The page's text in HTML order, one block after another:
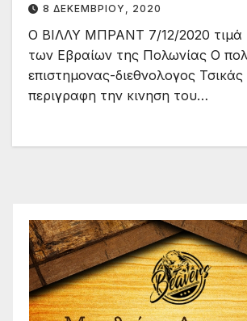
Εβραίων της Πολωνίας
8 ΔΕΚΕΜΒΡΊΟΥ, 2020
Ο ΒΙΛΛΥ ΜΠΡΑΝΤ 7/12/2020 τιμά
των Εβραίων της Πολωνίας Ο
επιστημονας-διεθνολογος
περιγραφη την κινηση του…